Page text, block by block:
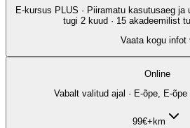
E-kursus PLUS · Piiramatu kasutusaeg ja
tugi 2 kuud · 15 akadeemilist
Vaata kogu infot
Online
Vabalt valitud ajal · E-õpe, E-
99€+km